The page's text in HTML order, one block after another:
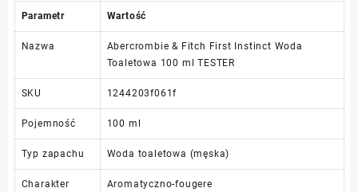
Parametr Wartość
Nazwa
Abercrombie & Fitch First Instinct Woda
Toaletowa 100 ml TESTER
SKU 1244203f061f
Pojemność 100 ml
Typ zapachu Woda toaletowa (męska)
Charakter
Aromatyczno-fougere